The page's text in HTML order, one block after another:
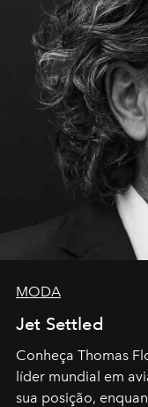
MODA
Jet Settled
Conheça Thomas
líder mundial em
sua posição,